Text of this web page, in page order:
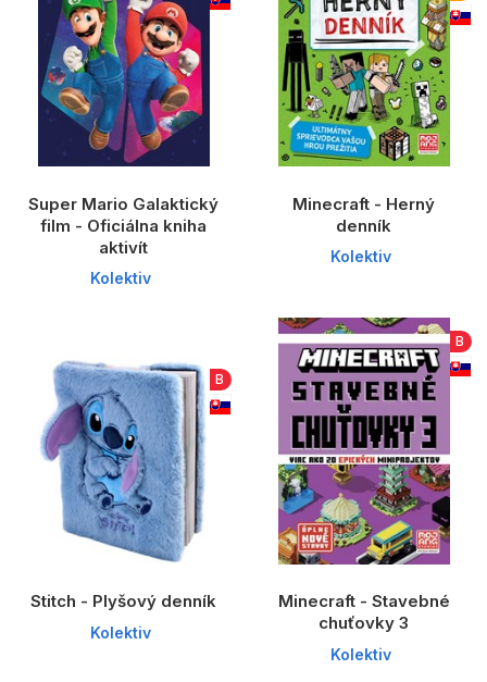
Super Mario Galaktický
film - Oficiálna kniha
aktivít
Kolektiv
Minecraft - Herný
denník
Kolektiv
B
Stitch - Plyšový denník
Kolektiv
B
Minecraft - Stavebné
chuťovky 3
Kolektiv